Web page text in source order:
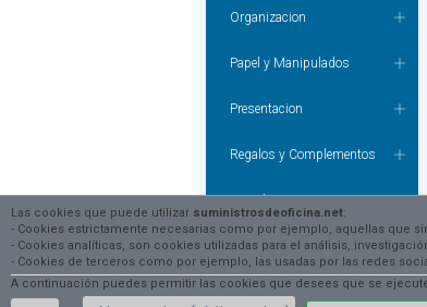
Las cookies que puede utilizar suministrosdeoficina.net:
- Cookies estrictamente necesarias como por ejemplo, aquellas que
- Cookies analíticas, son cookies utilizadas para el análisis,
- Cookies de terceros como por ejemplo, las usadas por las redes
A continuación puedes permitir las cookies que desees que se
Organizacion
Papel y Manipulados
Presentacion
Regalos y Complementos
Tecnologia
Textil - Prevencion - Bricolaje